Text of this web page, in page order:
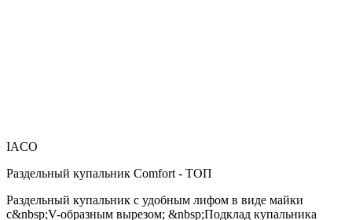
IACO
Раздельный купальник Comfort - ТОП
Раздельный купальник с удобным лифом в виде майки
с&nbsp;V-образным вырезом; &nbsp;Подклад купальника